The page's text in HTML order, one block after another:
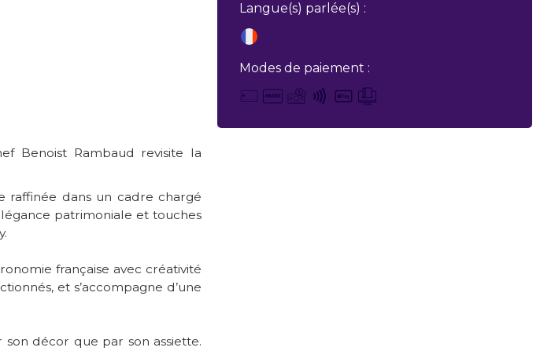
Langue(s) parlée(s) :
Modes de paiement :
Benoist Rambaud revisite la
raffinée dans un cadre chargé
patrimoniale et touches
française avec créativité
et s’accompagne d’une
décor que par son assiette.